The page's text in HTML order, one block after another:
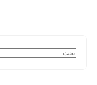
البحث